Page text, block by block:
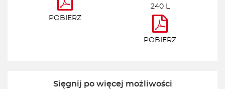
POBIERZ
240 L
POBIERZ
Sięgnij po więcej możliwości